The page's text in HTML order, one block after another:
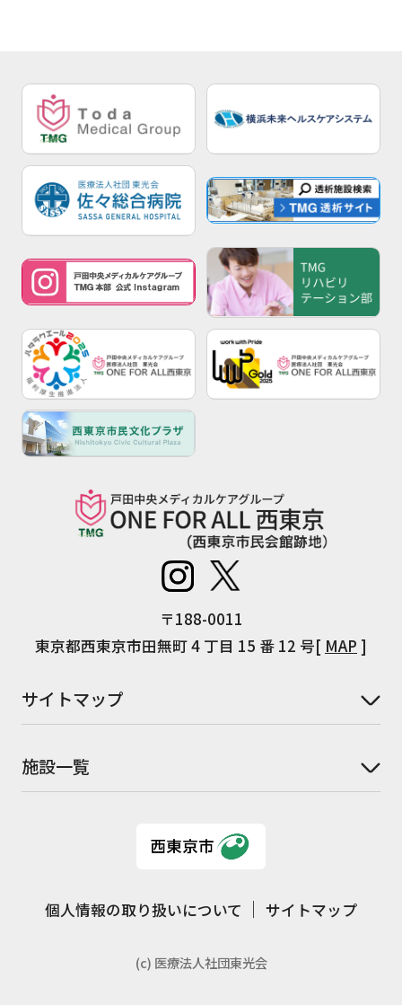
〒188-0011
東京都西東京市田無町 4 丁目 15 番 12 号[ MAP ]
サイトマップ
施設一覧
(c) 医療法人社団東光会
個人情報の取り扱いについて サイトマップ